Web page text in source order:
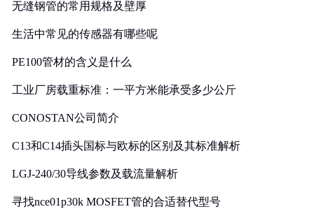
无缝钢管的常用规格及壁厚
生活中常见的传感器有哪些呢
PE100管材的含义是什么
工业厂房载重标准：一平方米能承受多少公斤
CONOSTAN公司简介
C13和C14插头国标与欧标的区别及其标准解析
LGJ-240/30导线参数及载流量解析
寻找nce01p30k MOSFET管的合适替代型号